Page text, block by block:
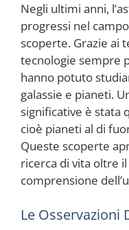
Negli ultimi anni,
progressi nel
scoperte. Grazie ai
tecnologie sempre
hanno potuto
galassie e pianeti.
significative è stata
cioè pianeti al di
Queste scoperte
ricerca di vita oltre
comprensione
Le Osservazioni